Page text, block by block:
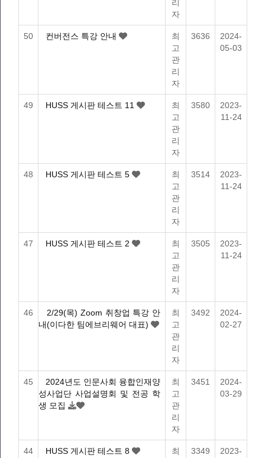
리
자
50 컨버전스 특강 안내
최
고
관
리
자
3636
2024-
05-03
49 HUSS 게시판 테스트 11
최
고
관
리
자
3580
2023-
11-24
48 HUSS 게시판 테스트 5
최
고
관
리
자
3514
2023-
11-24
47 HUSS 게시판 테스트 2
최
고
관
리
자
3505
2023-
11-24
46
2/29(목) Zoom 취창업 특강 안
내(이다한 팀에브리웨어 대표)
최
고
관
리
자
3492
2024-
02-27
45
2024년도 인문사회 융합인재양
성사업단 사업설명회 및 전공 학
생 모집
최
고
관
리
자
3451
2024-
03-29
44 HUSS 게시판 테스트 8
최
3349
2023-